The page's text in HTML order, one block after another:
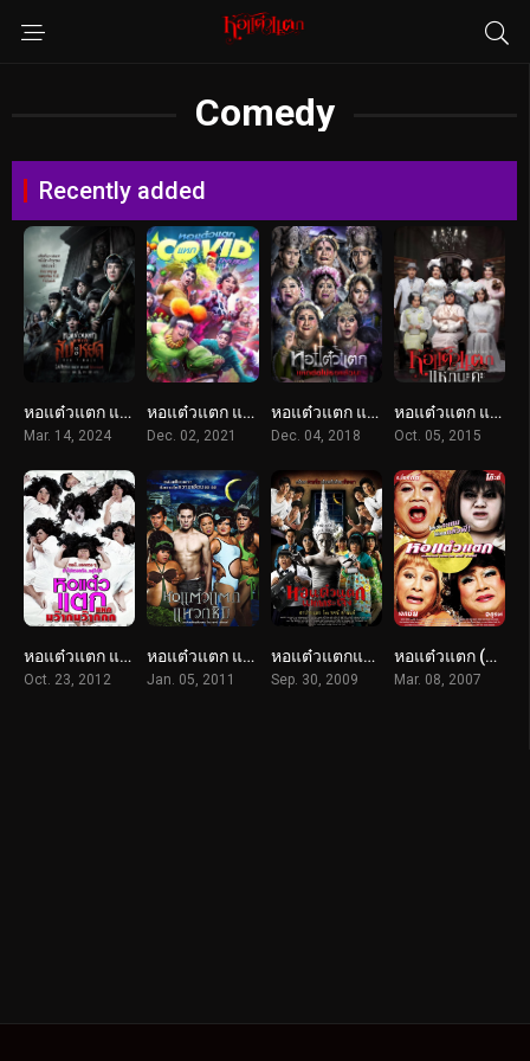
Comedy
Recently added
หอแต๋วแตก แหกสัปะหยด (2024)
Mar. 14, 2024
หอแต๋วแตก แหกโควิดปังปุริเย่ (2021)
Dec. 02, 2021
หอแต๋วแตก แหกต่อไม่รอแล้วนะ (2018)
Dec. 04, 2018
หอแต๋วแตก แหกนะคะ (2015)
Oct. 05, 2015
หอแต๋วแตก แหกมว๊ากมว๊ากกก (2012)
Oct. 23, 2012
หอแต๋วแตก แหวกชิมิ (2011)
Jan. 05, 2011
หอแต๋วแตกแหกกระเจิง (2009)
Sep. 30, 2009
หอแต๋วแตก (2007)
Mar. 08, 2007